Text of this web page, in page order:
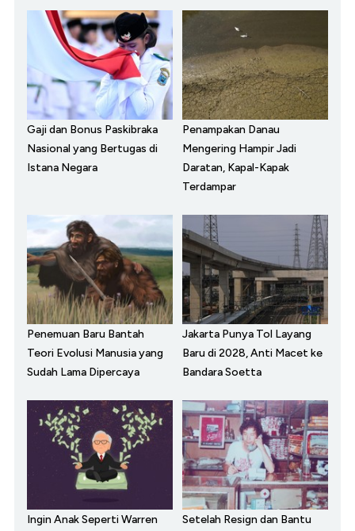
Gaji dan Bonus Paskibraka
Nasional yang Bertugas di
Istana Negara
Penampakan Danau
Mengering Hampir Jadi
Daratan, Kapal-Kapak
Terdampar
Penemuan Baru Bantah
Teori Evolusi Manusia yang
Sudah Lama Dipercaya
Jakarta Punya Tol Layang
Baru di 2028, Anti Macet ke
Bandara Soetta
Ingin Anak Seperti Warren
Setelah Resign dan Bantu